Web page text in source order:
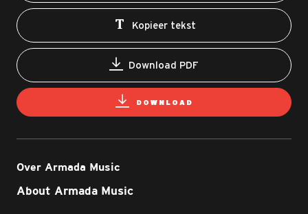
Kopieer tekst
Download PDF
DOWNLOAD
Over Armada Music
About Armada Music